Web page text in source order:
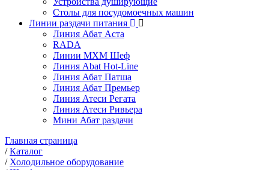
Столы для посудомоечных машин
Линии раздачи питания
Линия Абат Аста
RADA
Линии МХМ Шеф
Линия Abat Hot-Line
Линия Абат Патша
Линия Абат Премьер
Линия Атеси Регата
Линия Атеси Ривьера
Мини Абат раздачи
Главная страница
/Каталог
/ Холодильное оборудование